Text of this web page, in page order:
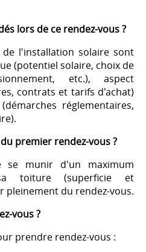
lors de ce rendez-vous ?
de l'installation solaire sont
(potentiel solaire, choix de
etc.), aspect
contrats et tarifs d'achat)
réglementaires,
premier rendez-vous ?
se munir d'un maximum
toiture (superficie et
du rendez-vous.
vous ?
prendre rendez-vous :